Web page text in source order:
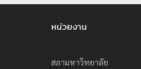
หน่วยงาน
สภามหาวิทยาลัย